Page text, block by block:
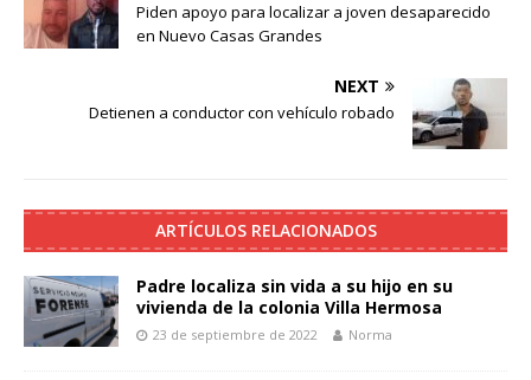
Piden apoyo para localizar a joven desaparecido
en Nuevo Casas Grandes
NEXT
Detienen a conductor con vehículo robado
ARTÍCULOS RELACIONADOS
Padre localiza sin vida a su hijo en su
vivienda de la colonia Villa Hermosa
23 de septiembre de 2022 Norma